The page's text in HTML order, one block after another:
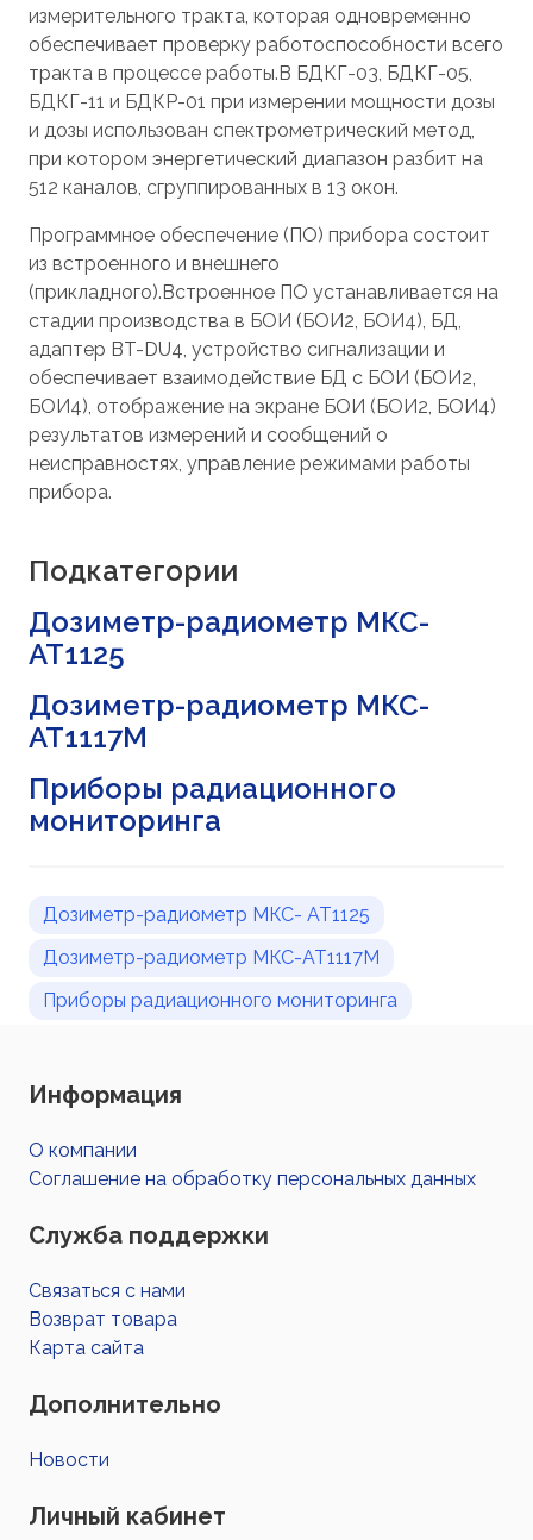
измерительного тракта, которая одновременно
обеспечивает проверку работоспособности всего
тракта в процессе работы.В БДКГ-03, БДКГ-05,
БДКГ-11 и БДКР-01 при измерении мощности дозы
и дозы использован спектрометрический метод,
при котором энергетический диапазон разбит на
512 каналов, сгруппированных в 13 окон.
Программное обеспечение (ПО) прибора состоит
из встроенного и внешнего
(прикладного).Встроенное ПО устанавливается на
стадии производства в БОИ (БОИ2, БОИ4), БД,
адаптер BT-DU4, устройство сигнализации и
обеспечивает взаимодействие БД с БОИ (БОИ2,
БОИ4), отображение на экране БОИ (БОИ2, БОИ4)
результатов измерений и сообщений о
неисправностях, управление режимами работы
прибора.
Подкатегории
Дозиметр-радиометр МКС-
АТ1125
Дозиметр-радиометр МКС-
АТ1117М
Приборы радиационного
мониторинга
Дозиметр-радиометр МКС- АТ1125
Дозиметр-радиометр МКС-АТ1117М
Приборы радиационного мониторинга
Информация
О компании
Соглашение на обработку персональных данных
Служба поддержки
Связаться с нами
Возврат товара
Карта сайта
Дополнительно
Новости
Личный кабинет